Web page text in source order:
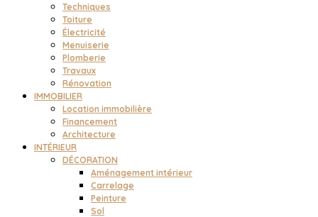
Techniques
Toiture
Électricité
Menuiserie
Plomberie
Travaux
Rénovation
IMMOBILIER
Location immobilière
Financement
Architecture
INTÉRIEUR
DÉCORATION
Aménagement intérieur
Carrelage
Peinture
Sol